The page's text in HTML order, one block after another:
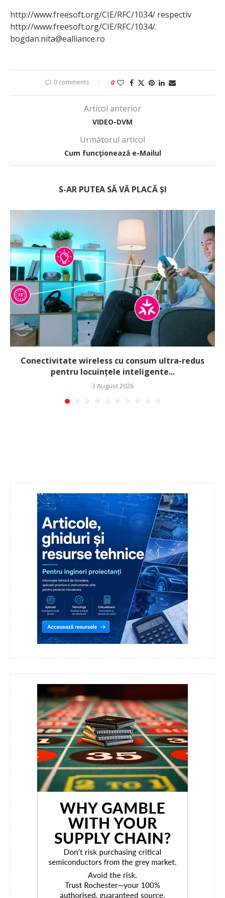
http://www.freesoft.org/CIE/RFC/1034/ respectiv
http://www.freesoft.org/CIE/RFC/1034/.
bogdan.nita@ealliance.ro
0 comments 0
Articol anterior
VIDEO-DVM
Următorul articol
Cum funcţionează e-Mailul
S-AR PUTEA SĂ VĂ PLACĂ ȘI
Conectivitate wireless cu consum ultra-redus
pentru locuințele inteligente...
3 August 2026